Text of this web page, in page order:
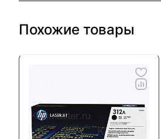
Похожие товары